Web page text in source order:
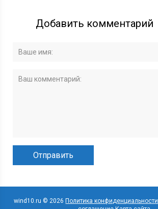
Добавить комментарий
wind10.ru © 2026 Политика конфиденциальности